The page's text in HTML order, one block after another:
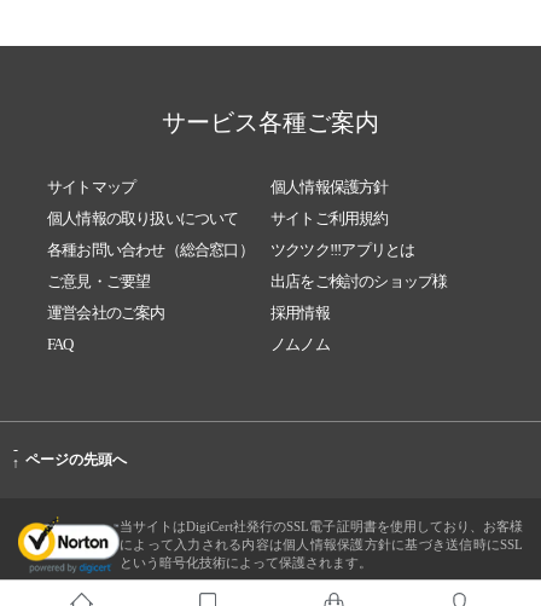
サービス各種ご案内
サイトマップ
個人情報保護方針
個人情報の取り扱いについて
サイトご利用規約
各種お問い合わせ（総合窓口）
ツクツク!!!アプリとは
ご意見・ご要望
出店をご検討のショップ様
運営会社のご案内
採用情報
FAQ
ノムノム
-
↑ ページの先頭へ
当サイトはDigiCert社発行のSSL電子証明書を使用しており、お客様
によって入力される内容は個人情報保護方針に基づき送信時にSSL
という暗号化技術によって保護されます。